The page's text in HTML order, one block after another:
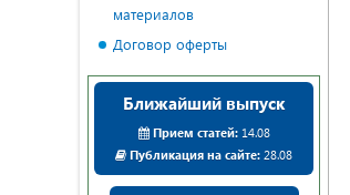
материалов
Договор оферты
Ближайший выпуск
Прием статей:14.08
Публикация на сайте: 28.08